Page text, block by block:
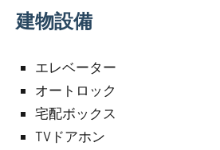
建物設備
エレベーター
オートロック
宅配ボックス
TVドアホン